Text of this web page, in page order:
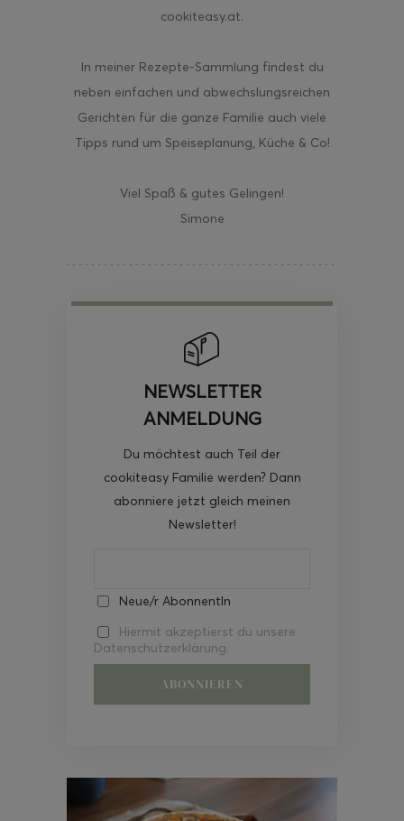
cookiteasy.at.
In meiner Rezepte-Sammlung findest du
neben einfachen und abwechslungsreichen
Gerichten für die ganze Familie auch viele
Tipps rund um Speiseplanung, Küche & Co!
Viel Spaß & gutes Gelingen!
Simone
NEWSLETTER
ANMELDUNG
Du möchtest auch Teil der
cookiteasy Familie werden? Dann
abonniere jetzt gleich meinen
Newsletter!
Neue/r AbonnentIn
Hiermit akzeptierst du unsere
Datenschutzerklärung.
Video-